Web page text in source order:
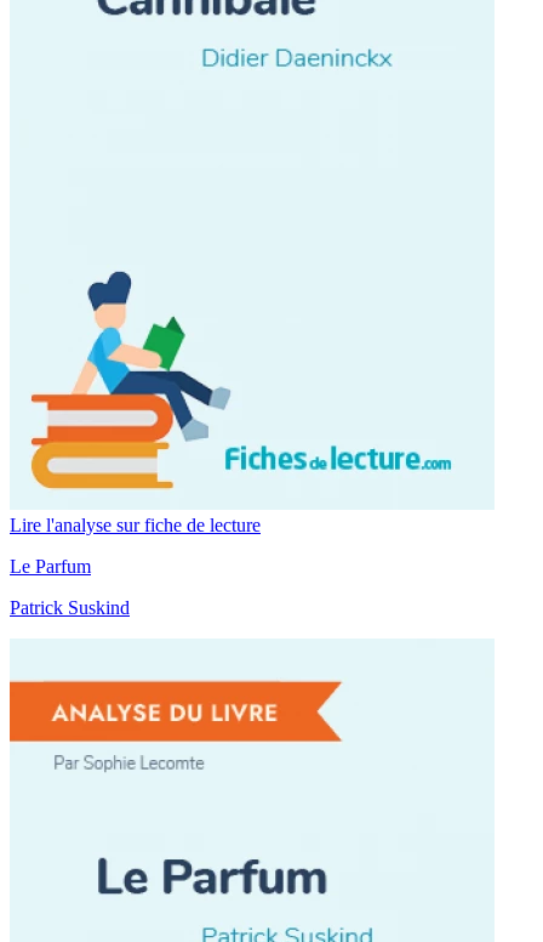
Lire l'analyse sur fiche de lecture
Le Parfum
Patrick Suskind